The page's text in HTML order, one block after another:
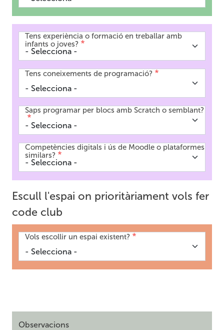
Tens experiència o formació en treballar amb
infants o joves?
Tens coneixements de programació?
Saps programar per blocs amb Scratch o semblant?
Competències digitals i ús de Moodle o plataformes
similars?
Escull l'espai on prioritàriament vols fer
code club
Vols escollir un espai existent?
Observacions